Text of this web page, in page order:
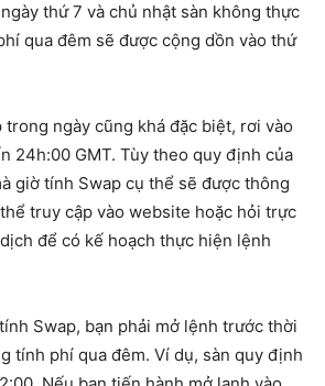
thứ 7 và chủ nhật sàn không thực
qua đêm sẽ được cộng dồn vào thứ
ngày cũng khá đặc biệt, rơi vào
24h:00 GMT. Tùy theo quy định của
giờ tính Swap cụ thể sẽ được thông
truy cập vào website hoặc hỏi trực
để có kế hoạch thực hiện lệnh
Swap, bạn phải mở lệnh trước thời
tính phí qua đêm. Ví dụ, sàn quy định